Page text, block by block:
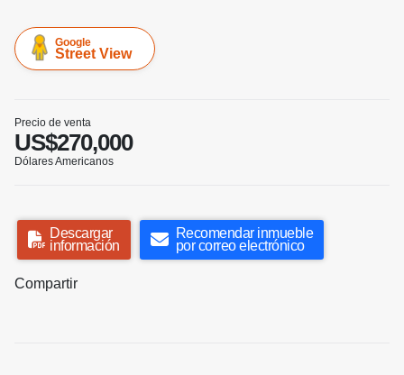
Google
Street View
Precio de venta
US$270,000
Dólares Americanos
Descargar
información
Recomendar inmueble
por correo electrónico
Compartir